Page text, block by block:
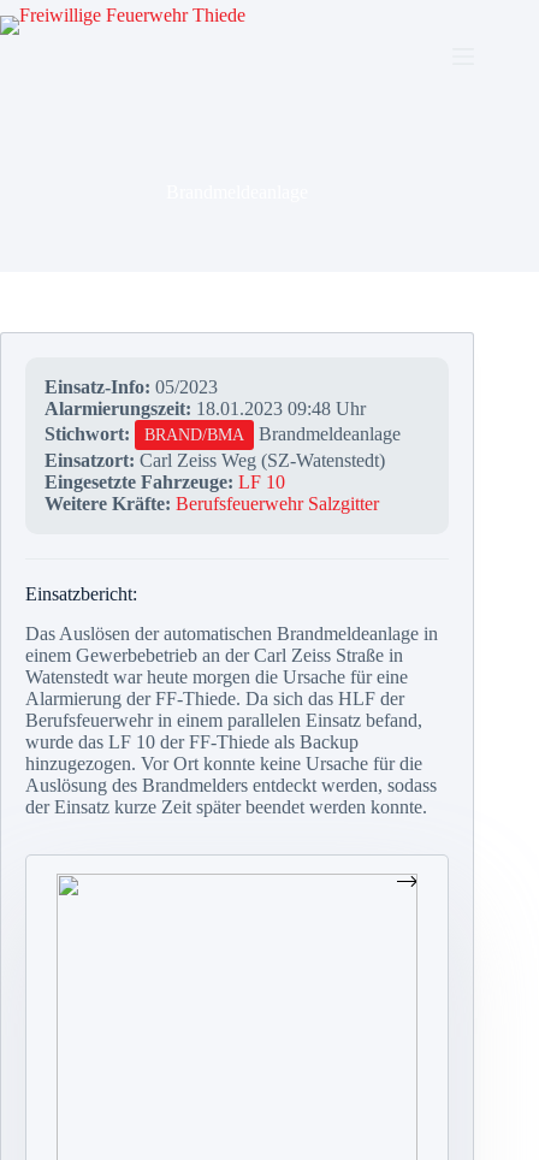
Zum
Inhalt
Einsatz-Info: 05/2023
Alarmierungszeit: 18.01.2023 09:48 Uhr
Stichwort:
BRAND/BMA
Brandmeldeanlage
Einsatzort: Carl Zeiss Weg (SZ-Watenstedt)
Eingesetzte Fahrzeuge: LF 10
Weitere Kräfte: Berufsfeuerwehr Salzgitter
Einsatzbericht:
Das Auslösen der automatischen Brandmeldeanlage in
einem Gewerbebetrieb an der Carl Zeiss Straße in
Watenstedt war heute morgen die Ursache für eine
Alarmierung der FF-Thiede. Da sich das HLF der
Berufsfeuerwehr in einem parallelen Einsatz befand,
wurde das LF 10 der FF-Thiede als Backup
hinzugezogen. Vor Ort konnte keine Ursache für die
Auslösung des Brandmelders entdeckt werden, sodass
der Einsatz kurze Zeit später beendet werden konnte.